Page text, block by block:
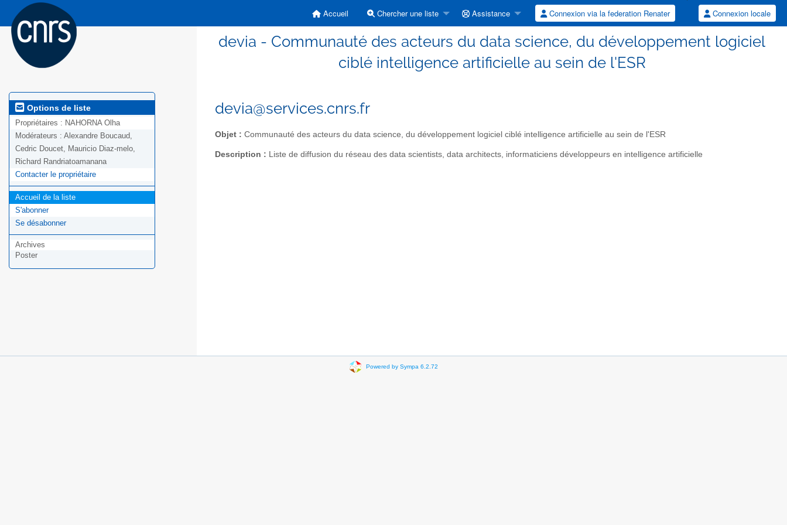
Accueil Chercher une liste Assistance Connexion via la federation Renater Connexion locale
devia - Communauté des acteurs du data science, du développement logiciel
ciblé intelligence artificielle au sein de l'ESR
Options de liste
Propriétaires : NAHORNA Olha
Modérateurs : Alexandre Boucaud,
Cedric Doucet, Mauricio Diaz-melo,
Richard Randriatoamanana
Contacter le propriétaire
Accueil de la liste
S'abonner
Se désabonner
Archives
Poster
devia@services.cnrs.fr
Objet : Communauté des acteurs du data science, du développement logiciel ciblé intelligence artificielle au sein de l'ESR
Description : Liste de diffusion du réseau des data scientists, data architects, informaticiens développeurs en intelligence artificielle
Powered by Sympa 6.2.72